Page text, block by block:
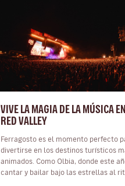
VIVE LA MAGIA DE LA MÚSICA
RED VALLEY
Ferragosto es el momento perfecto
divertirse en los destinos turísticos
animados. Como Olbia, donde este
cantar y bailar bajo las estrellas al